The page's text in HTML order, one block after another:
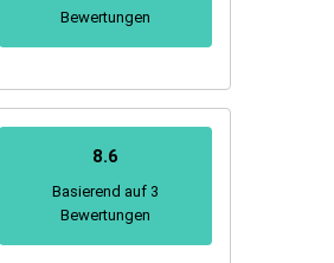
Bewertungen
8.6
Basierend auf 3
Bewertungen